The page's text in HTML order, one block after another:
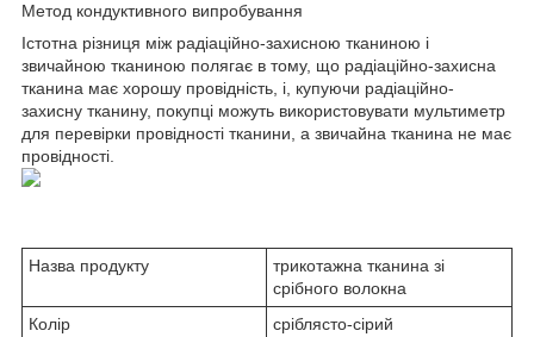
Метод кондуктивного випробування
Істотна різниця між радіаційно-захисною тканиною і
звичайною тканиною полягає в тому, що радіаційно-захисна
тканина має хорошу провідність, і, купуючи радіаційно-
захисну тканину, покупці можуть використовувати мультиметр
для перевірки провідності тканини, а звичайна тканина не має
провідності.
Назва продукту
трикотажна тканина зі
срібного волокна
Колір
сріблясто-сірий